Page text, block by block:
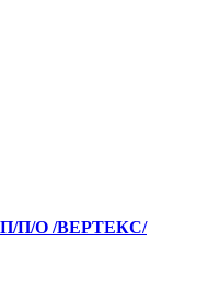
П/О /ВЕРТЕКС/